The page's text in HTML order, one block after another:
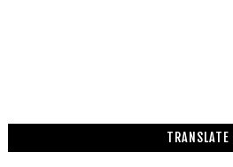
TRANSLATE